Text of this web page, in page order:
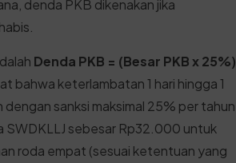
denda PKB dikenakan jika
Denda PKB = (Besar PKB x 25%)
bahwa keterlambatan 1 hari hingga 1
sanksi maksimal 25% per tahun.
SWDKLLJ sebesar Rp32.000 untuk
roda empat (sesuai ketentuan yang